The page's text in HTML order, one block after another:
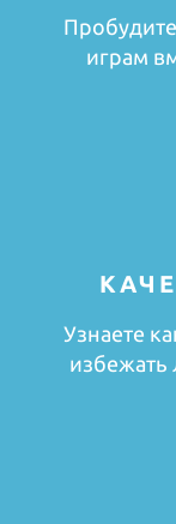
играм
Узнаете
избежать